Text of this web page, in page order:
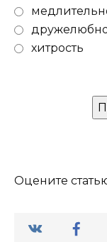
хитрость
Оцените